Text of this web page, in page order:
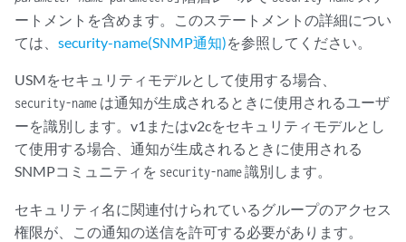
ートメントを含めます。このステートメントの詳細につい
ては、 security-name(SNMP通知)を参照してください。
USMをセキュリティモデルとして使用する場合、
security-name は通知が生成されるときに使用されるユーザ
ーを識別します。v1またはv2cをセキュリティモデルとし
て使用する場合、通知が生成されるときに使用される
SNMPコミュニティを security-name識別します。
セキュリティ名に関連付けられているグループのアクセス
権限が、この通知の送信を許可する必要があります。